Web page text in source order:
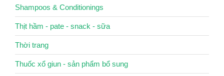
Shampoos & Conditionings
Thịt hầm - pate - snack - sữa
Thời trang
Thuốc xổ giun - sản phẩm bổ sung